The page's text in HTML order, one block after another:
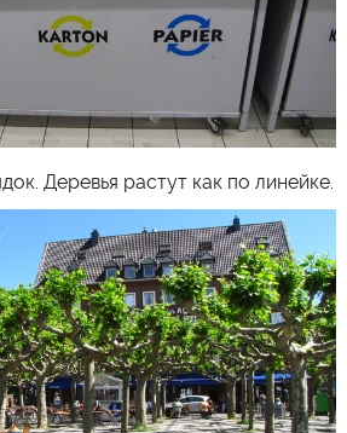
Деревья растут как по линейке.